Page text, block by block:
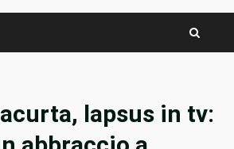
lapsus in tv: